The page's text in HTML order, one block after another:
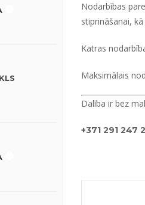
Nodarbības
stiprināšanai,
Katras
Maksimālais
Dalība ir bez
+371 291 247